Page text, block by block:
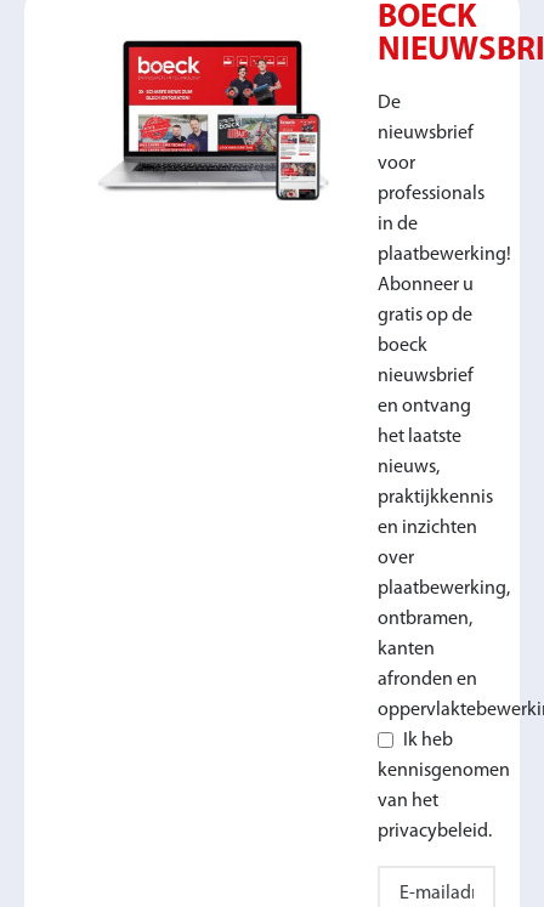
BOECK
De
nieuwsbrief
voor
professionals
in de
plaatbewerking!
Abonneer u
gratis op de
boeck
nieuwsbrief
en ontvang
het laatste
nieuws,
praktijkkennis
en inzichten
over
plaatbewerking,
ontbramen,
kanten
afronden en
Ik heb
kennisgenomen
van het
privacybeleid.